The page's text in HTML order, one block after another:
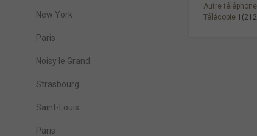
Autre téléphone
Télécopie
New York
Paris
Noisy le Grand
Strasbourg
Saint-Louis
Paris